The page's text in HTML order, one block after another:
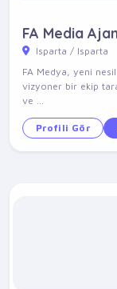
FA Media
Isparta / Isparta
FA Medya, yeni
vizyoner bir ekip
ve ...
Profili Gör